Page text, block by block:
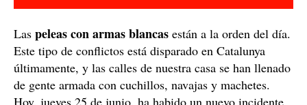
Las peleas con armas blancas están a la orden del día.
Este tipo de conflictos está disparado en Catalunya
últimamente, y las calles de nuestra casa se han llenado
de gente armada con cuchillos, navajas y machetes.